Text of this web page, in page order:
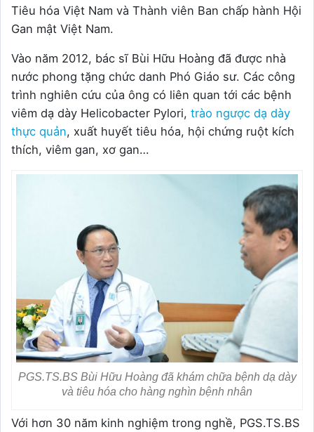
Tiêu hóa Việt Nam và Thành viên Ban chấp hành Hội
Gan mật Việt Nam.
Vào năm 2012, bác sĩ Bùi Hữu Hoàng đã được nhà
nước phong tặng chức danh Phó Giáo sư. Các công
trình nghiên cứu của ông có liên quan tới các bệnh
viêm dạ dày Helicobacter Pylori, trào ngược dạ dày
thực quản, xuất huyết tiêu hóa, hội chứng ruột kích
thích, viêm gan, xơ gan…
PGS.TS.BS Bùi Hữu Hoàng đã khám chữa bệnh dạ dày
và tiêu hóa cho hàng nghìn bệnh nhân
Với hơn 30 năm kinh nghiệm trong nghề, PGS.TS.BS